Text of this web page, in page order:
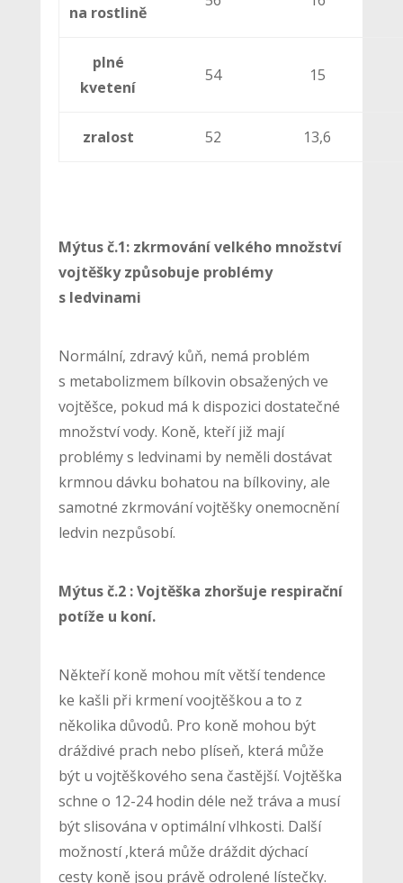
na rostlině
plné
kvetení
54 15
zralost 52 13,6
Mýtus č.1: zkrmování velkého množství
vojtěšky způsobuje problémy
s ledvinami
Normální, zdravý kůň, nemá problém
s metabolizmem bílkovin obsažených ve
vojtěšce, pokud má k dispozici dostatečné
množství vody. Koně, kteří již mají
problémy s ledvinami by neměli dostávat
krmnou dávku bohatou na bílkoviny, ale
samotné zkrmování vojtěšky onemocnění
ledvin nezpůsobí.
Mýtus č.2 : Vojtěška zhoršuje respirační
potíže u koní.
Někteří koně mohou mít větší tendence
ke kašli při krmení voojtěškou a to z
několika důvodů. Pro koně mohou být
dráždivé prach nebo plíseň, která může
být u vojtěškového sena častější. Vojtěška
schne o 12-24 hodin déle než tráva a musí
být slisována v optimální vlhkosti. Další
možností ,která může dráždit dýchací
cesty koně jsou právě odrolené lístečky.